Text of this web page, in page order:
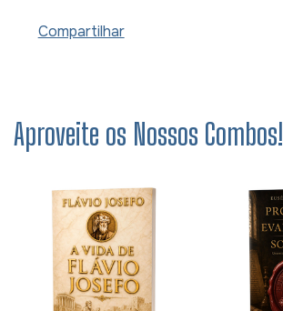
Compartilhar
Aproveite os Nossos Combos!